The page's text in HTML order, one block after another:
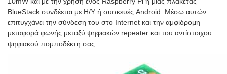
BlueStack συνδέεται με Η/Υ ή συσκευές Android. Μέσω αυτών
επιτυγχάνει την σύνδεση του στο Internet και την αμφίδρομη
μεταφορά φωνής μεταξύ ψηφιακών repeater και του αντίστοιχου
ψηφιακού πομποδέκτη σας.